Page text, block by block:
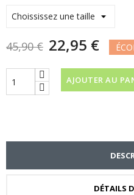
45,90 € 22,95 €
AJOUTER AU
DÉTAILS